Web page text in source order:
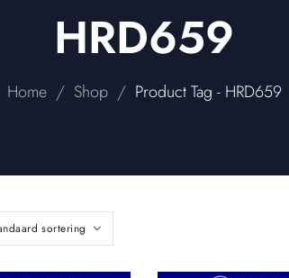
HRD659
Home / Shop / Product Tag - HRD659